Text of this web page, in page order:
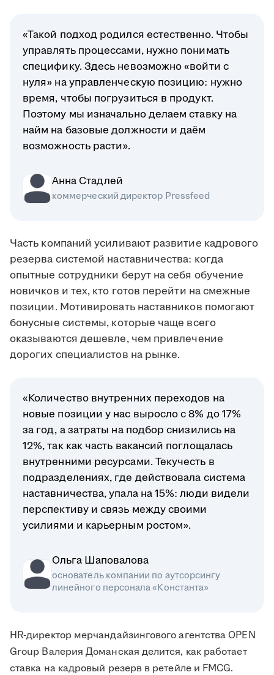
«Такой подход родился естественно. Чтобы
управлять процессами, нужно понимать
специфику. Здесь невозможно «войти с
нуля» на управленческую позицию: нужно
время, чтобы погрузиться в продукт.
Поэтому мы изначально делаем ставку на
найм на базовые должности и даём
возможность расти».
Анна Стадлей
коммерческий директор Pressfeed
Часть компаний усиливают развитие кадрового
резерва системой наставничества: когда
опытные сотрудники берут на себя обучение
новичков и тех, кто готов перейти на смежные
позиции. Мотивировать наставников помогают
бонусные системы, которые чаще всего
оказываются дешевле, чем привлечение
дорогих специалистов на рынке.
«Количество внутренних переходов на
новые позиции у нас выросло с 8% до 17%
за год, а затраты на подбор снизились на
12%, так как часть вакансий поглощалась
внутренними ресурсами. Текучесть в
подразделениях, где действовала система
наставничества, упала на 15%: люди видели
перспективу и связь между своими
усилиями и карьерным ростом».
Ольга Шаповалова
основатель компании по аутсорсингу
линейного персонала «Константа»
HR-директор мерчандайзингового агентства OPEN
Group Валерия Доманская делится, как работает
ставка на кадровый резерв в ретейле и FMCG.